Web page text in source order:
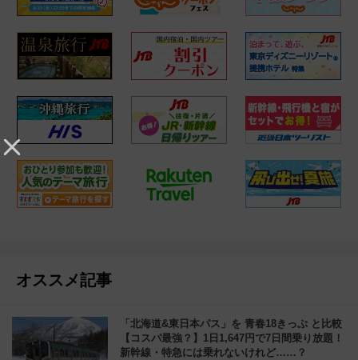
オススメ記事
「北海道&東日本パス」を 青春18きっぷ と比較
【コスパ最強？】1日1,647円で7日間乗り放題！
新幹線・特急には乗れないけれど……？